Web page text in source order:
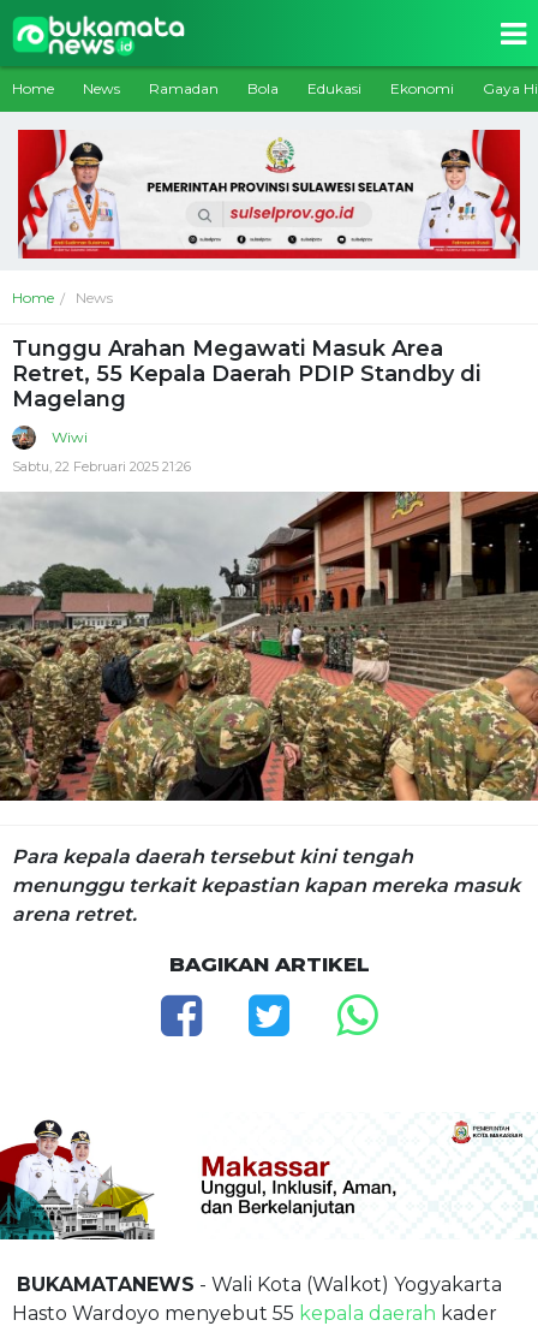
Home News Ramadan Bola Edukasi Ekonomi Gaya
Home News
Tunggu Arahan Megawati Masuk Area
Retret, 55 Kepala Daerah PDIP Standby di
Magelang
Wiwi
Sabtu, 22 Februari 2025 21:26
Para kepala daerah tersebut kini tengah
menunggu terkait kepastian kapan mereka masuk
arena retret.
BAGIKAN ARTIKEL
BUKAMATANEWS - Wali Kota (Walkot) Yogyakarta
Hasto Wardoyo menyebut 55 kepala daerah kader